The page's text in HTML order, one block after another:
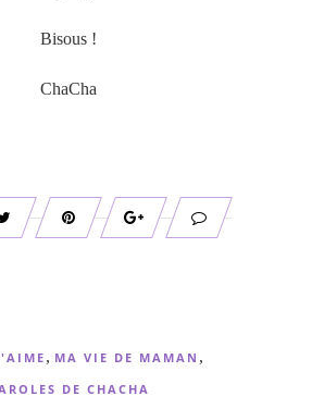
Bisous !
ChaCha
, MA VIE DE MAMAN ,
DE CHACHA